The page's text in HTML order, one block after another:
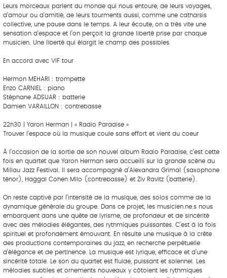
Leurs morceaux parlent du monde qui nous entoure, de leurs voyages,
d’amour ou d’amitié, de leurs tourments aussi, comme une catharsis
collective, une pause dans le temps. A leur écoute, on a très vite une
sensation d’espace et l’on perçoit la grande liberté prise par chaque
musicien. Une liberté qui élargit le champ des possibles.
En accord avec VIF tour
Hermon MEHARI : trompette
Enzo CARNIEL : piano
Stéphane ADSUAR : batterie
Damien VARAILLON : contrebasse
22h30 | Yaron Herman | « Radio Paradise »
Trouver l’espace où la musique coule sans effort et vient du coeur
À l’occasion de la sortie de son nouvel album Radio Paradise, c’est cette
fois en quartet que Yaron Herman sera accueilli sur la grande scène du
Millau Jazz Festival. Il sera accompagné d’Alexandra Grimal (saxophone
ténor), Haggaï Cohen Milo (contrebasse) et Ziv Ravitz (batterie).
On reste captivé par l’intensité de la musique, des solos comme de la
dynamique générale du groupe. Dans ce projet, les musicien.ne.s nous
embarquent dans une quête de lyrisme, de profondeur et de sincérité
avec des mélodies élégantes, des rythmiques puissantes. C’est à la fois
spirituel et profondément émouvant. En résulte une musique à la crête
des productions contemporaines du jazz, en recherche perpétuelle
d’élégance et de pertinence. La musique est lyrique, efficace et d’une
sincérité totale. Le son du quartet est fluide, puissant et solennel. Les
mélodies subtiles et ornements nouveaux y côtoient les rythmiques